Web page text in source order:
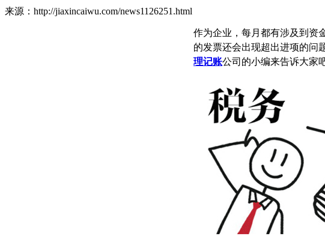
来源：http://jiaxincaiwu.com/news1126251.html
作为企业，每月都有涉及到资
的发票还会出现超出进项的问
理记账公司的小编来告诉大家